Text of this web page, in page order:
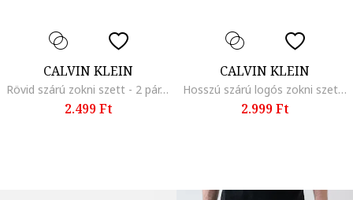
CALVIN KLEIN
Rövid szárú zokni szett - 2 pár, Fehér/Sötétszürke
2.499 Ft
CALVIN KLEIN
Hosszú szárú logós zokni szett - 2 pár, Fehér/Púderrózsaszín
2.999 Ft